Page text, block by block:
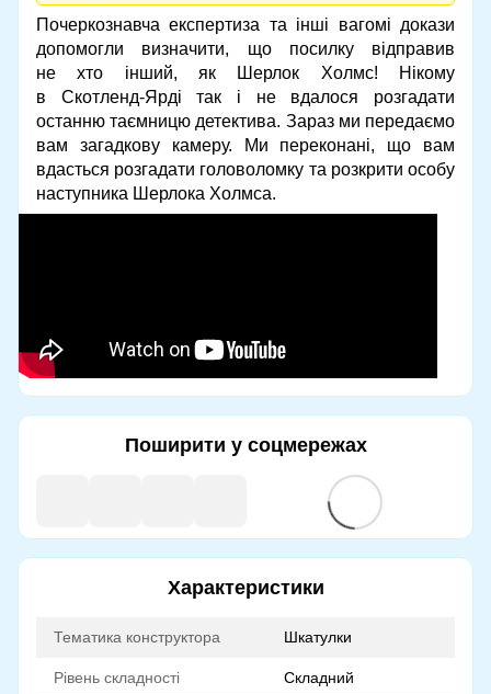
Почеркознавча експертиза та інші вагомі докази
допомогли визначити, що посилку відправив
не хто інший, як Шерлок Холмс! Нікому
в Скотленд-Ярді так і не вдалося розгадати
останню таємницю детектива. Зараз ми передаємо
вам загадкову камеру. Ми переконані, що вам
вдасться розгадати головоломку та розкрити особу
наступника Шерлока Холмса.
Поширити у соцмережах
Характеристики
Тематика конструктора Шкатулки
Рівень складності Складний